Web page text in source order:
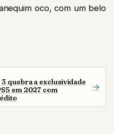
oco, com um belo
quebra a exclusividade
em 2027 com
→